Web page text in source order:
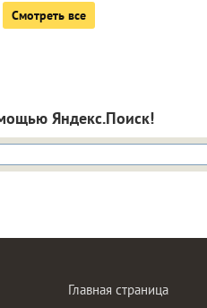
Смотреть все
Яндекс.Поиск!
Главная страница